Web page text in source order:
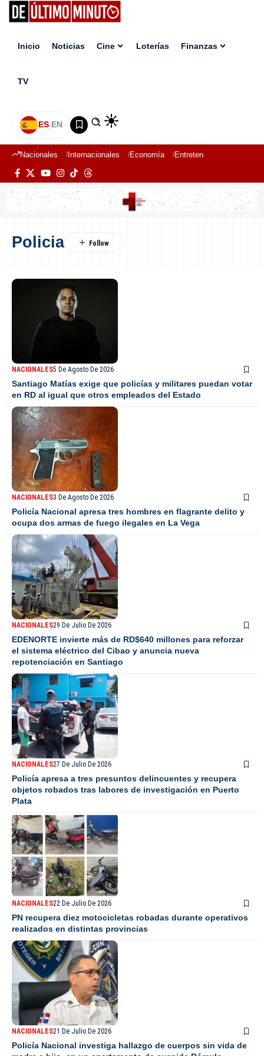
Inicio Noticias Cine Loterías Finanzas
TV
ES|EN
Nacionales Internacionales Economía Entretenimiento
Policia
NACIONALES5 De Agosto De 2026
Santiago Matías exige que policías y militares puedan votar
en RD al igual que otros empleados del Estado
NACIONALES3 De Agosto De 2026
Policía Nacional apresa tres hombres en flagrante delito y
ocupa dos armas de fuego ilegales en La Vega
NACIONALES29 De Julio De 2026
EDENORTE invierte más de RD$640 millones para reforzar
el sistema eléctrico del Cibao y anuncia nueva
repotenciación en Santiago
NACIONALES27 De Julio De 2026
Policía apresa a tres presuntos delincuentes y recupera
objetos robados tras labores de investigación en Puerto
Plata
NACIONALES22 De Julio De 2026
PN recupera diez motocicletas robadas durante operativos
realizados en distintas provincias
NACIONALES21 De Julio De 2026
Policía Nacional investiga hallazgo de cuerpos sin vida de